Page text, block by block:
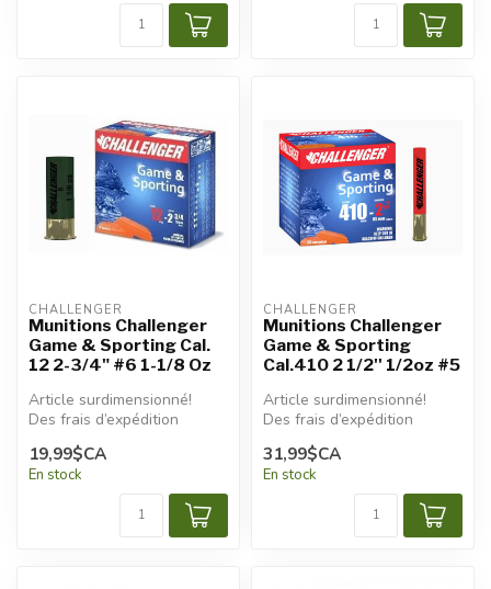
CHALLENGER
Munitions Challenger
Game & Sporting Cal.
12 2-3/4" #6 1-1/8 Oz
Article surdimensionné!
Des frais d’expédition
appliqués.
19,99$CA
En stock
CHALLENGER
Munitions Challenger
Game & Sporting
Cal.410 2 1/2'' 1/2oz #5
Article surdimensionné!
Des frais d’expédition
appliqués.
31,99$CA
En stock